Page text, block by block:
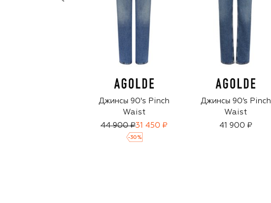
Джинсы 90's Pinch
Waist
44 900 ₽31 450 ₽
-30 %
Джинсы 90’s Pinch
Waist
41 900 ₽